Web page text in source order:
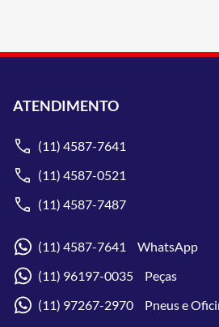
ATENDIMENTO
(11) 4587-7641
(11) 4587-0521
(11) 4587-7487
(11) 4587-7641 WhatsApp
(11) 96197-0035 Peças
(11) 97267-2970 Pneus e